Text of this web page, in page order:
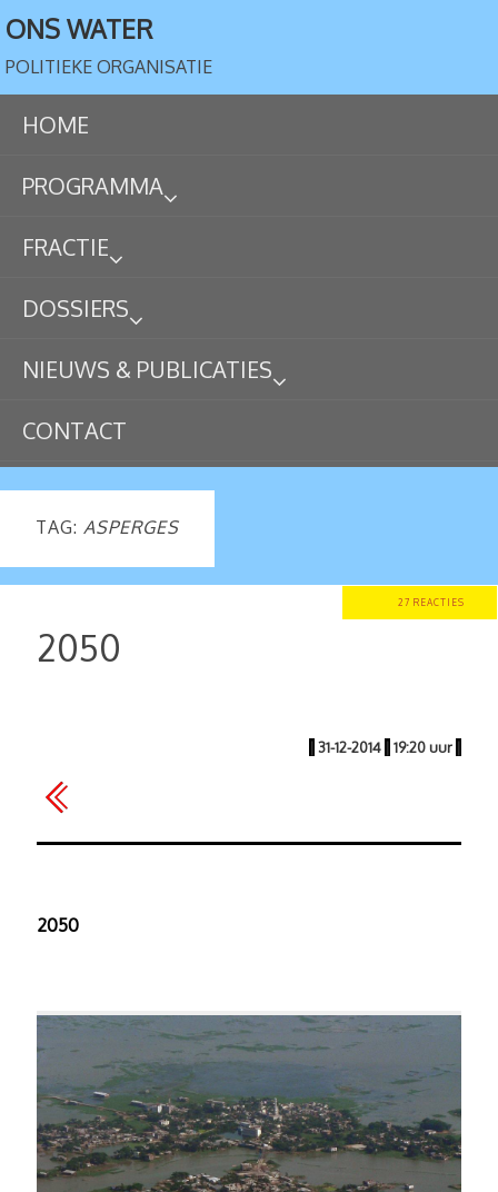
ONS WATER
POLITIEKE ORGANISATIE
HOME
PROGRAMMA
FRACTIE
DOSSIERS
NIEUWS & PUBLICATIES
CONTACT
TAG: ASPERGES
27 REACTIES
2050
| 31-12-2014 | 19:20 uur |
2050